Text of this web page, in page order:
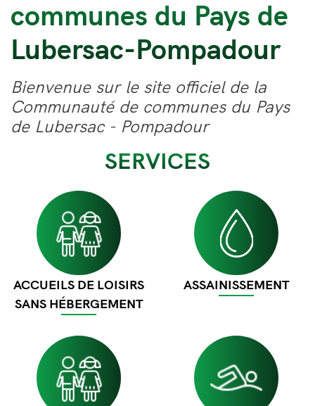
communes du Pays de
Lubersac-Pompadour
Bienvenue sur le site officiel de la
Communauté de communes du Pays
de Lubersac - Pompadour
SERVICES
Image
ACCUEILS DE LOISIRS
SANS HÉBERGEMENT
Image
ASSAINISSEMENT
Image Image